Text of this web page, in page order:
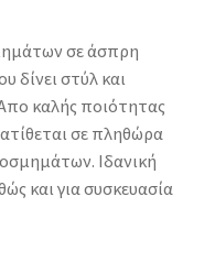
σε άσπρη
δίνει στύλ και
καλής ποιότητας
σε πληθώρα
Ιδανική
και για συσκευασία